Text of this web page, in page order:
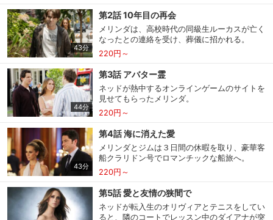
43分
第2話 10年目の再会
メリンダは、高校時代の同級生ルーカスが亡く
なったとの連絡を受け、葬儀に招かれる。
220円～
44分
第3話 アバター霊
ネッドが熱中するオンラインゲームのサイトを
見せてもらったメリンダ。
220円～
43分
第4話 海に消えた愛
メリンダとジムは３日間の休暇を取り、豪華客
船クラリドン号でロマンチックな船旅へ。
220円～
第5話 愛と友情の狭間で
ネッドが転入生のオリヴィアとテニスをしてい
ると、隣のコートでレッスン中のダイアナが突